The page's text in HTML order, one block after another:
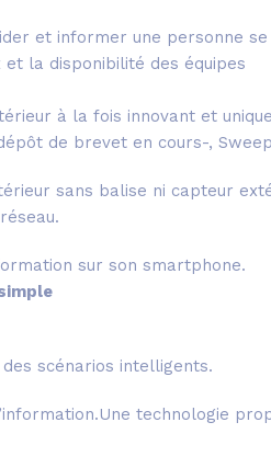
et informer une personne
la disponibilité des équipes
à la fois innovant et
de brevet en cours-,
sans balise ni capteur
sur son smartphone.
scénarios intelligents.
technologie